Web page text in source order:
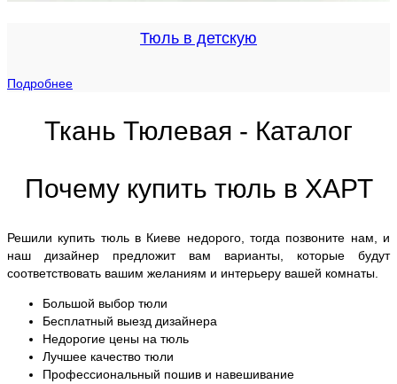
Тюль в детскую
Подробнее
Ткань Тюлевая - Каталог
Почему купить тюль в ХАРТ
Решили купить тюль в Киеве недорого, тогда позвоните нам, и
наш дизайнер предложит вам варианты, которые будут
соответствовать вашим желаниям и интерьеру вашей комнаты.
Большой выбор тюли
Бесплатный выезд дизайнера
Недорогие цены на тюль
Лучшее качество тюли
Профессиональный пошив и навешивание